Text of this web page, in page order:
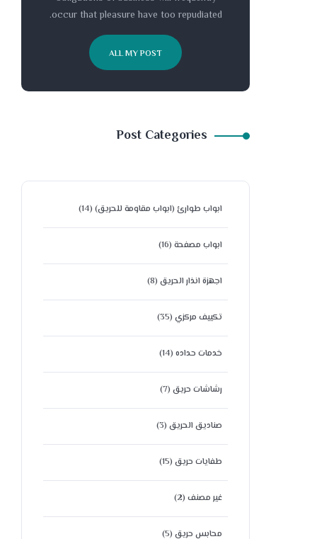
occur that pleasure have too repudiated.
ALL MY POST
Post Categories
ابواب طوارئ (ابواب مقاومة للحريق) (14)
ابواب مصفحة (16)
اجهزة انذار الحريق (8)
تكييف مركزي (35)
خدمات حداده (14)
رشاشات حريق (7)
صناديق الحريق (3)
طفايات حريق (15)
غير مصنف (2)
محابس حريق (5)